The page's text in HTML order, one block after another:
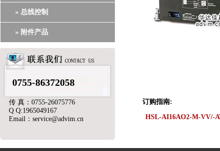
» 总线控制
» 附件产品
0755-86372058
传 真：0755-26075776
Q Q:1965049167
Email：service@advim.cn
订购指南:
HSL-AI16AO2-M-VV/-